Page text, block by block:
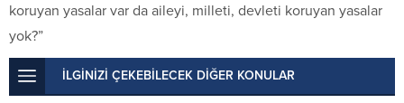
koruyan yasalar var da aileyi, milleti, devleti koruyan yasalar
yok?”
İLGİNİZİ ÇEKEBİLECEK DİĞER KONULAR